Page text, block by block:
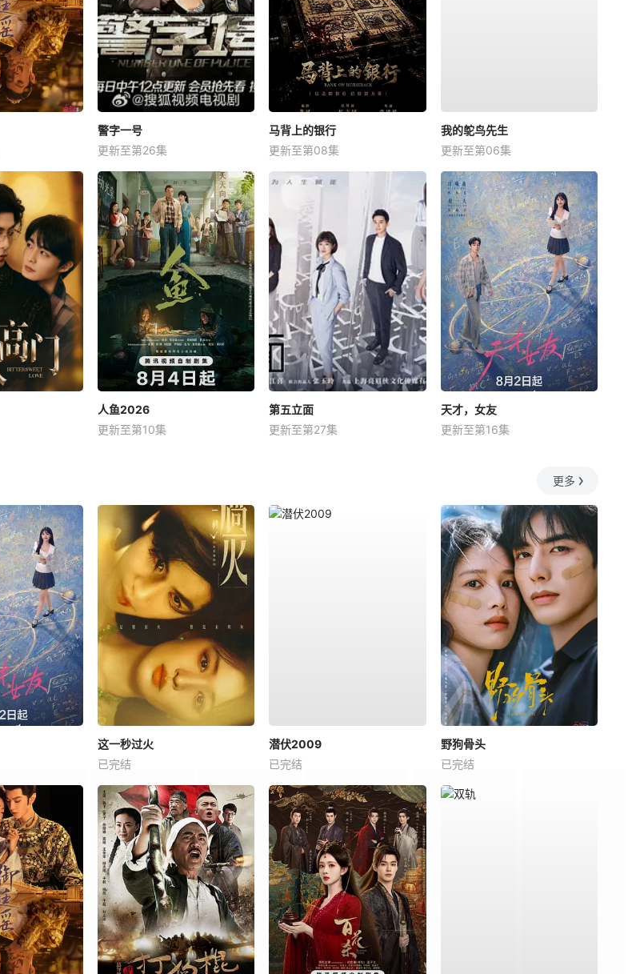
警字一号
更新至第26集
马背上的银行
更新至第08集
我的鸵鸟先生
更新至第06集
人鱼2026
更新至第10集
第五立面
更新至第27集
天才，女友
更新至第16集
更多
这一秒过火
已完结
潜伏2009
已完结
野狗骨头
已完结